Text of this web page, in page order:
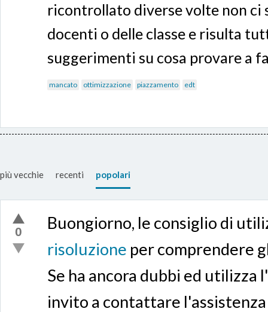
ricontrollato diverse volte non ci
docenti o delle classe e risulta
suggerimenti su cosa provare a
mancato ottimizzazione piazzamento edt
più vecchie recenti popolari
0
Buongiorno, le consiglio di
risoluzione per comprendere
Se ha ancora dubbi ed utilizza
invito a contattare